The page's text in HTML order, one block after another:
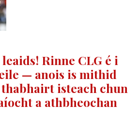
Rinne CLG é i
— anois is mithid
thabhairt isteach chun
a athbheochan